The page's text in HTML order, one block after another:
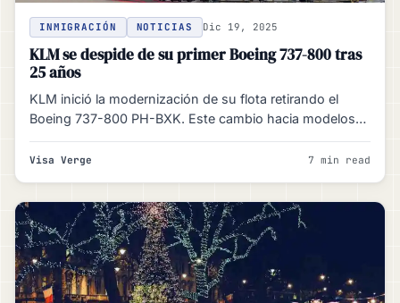
INMIGRACIÓN NOTICIAS Dic 19, 2025
KLM se despide de su primer Boeing 737-800 tras
25 años
KLM inició la modernización de su flota retirando el
Boeing 737-800 PH-BXK. Este cambio hacia modelos
Airbus A320neo/A321neo…
Visa Verge 7 min read